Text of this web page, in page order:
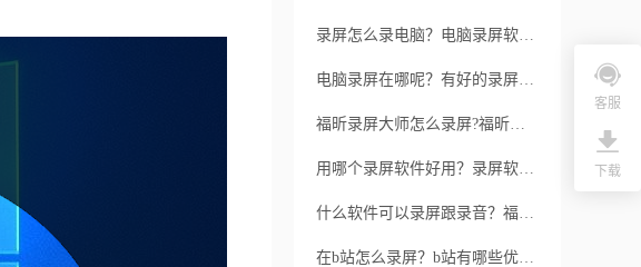
录屏怎么录电脑？电脑录屏软件用哪个靠谱？
电脑录屏在哪呢？有好的录屏软件吗？
福昕录屏大师怎么录屏?福昕录屏大师录制方法介绍
用哪个录屏软件好用？录屏软件可以适用于哪些场景？
什么软件可以录屏跟录音？福昕录屏大师录屏跟录音有哪些优势？
在b站怎么录屏？b站有哪些优秀的录屏软件推荐？
客服
下载